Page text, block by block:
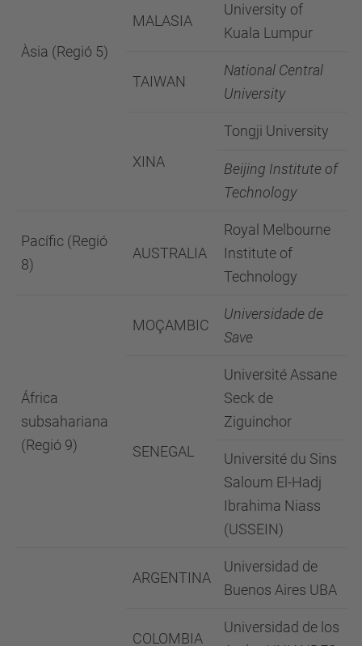
Àsia (Regió 5)
MALASIA
University of
Kuala Lumpur
TAIWAN
National Central
University
XINA
Tongji University
Beijing Institute of
Technology
Pacífic (Regió
8)
AUSTRALIA
Royal Melbourne
Institute of
Technology
África
subsahariana
(Regió 9)
MOÇAMBIC
Universidade de
Save
SENEGAL
Université Assane
Seck de
Ziguinchor
Université du Sins
Saloum El-Hadj
Ibrahima Niass
(USSEIN)
ARGENTINA
Universidad de
Buenos Aires UBA
COLOMBIA
Universidad de los